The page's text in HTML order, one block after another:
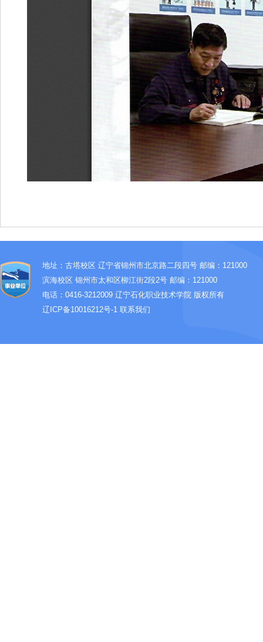
地址：古塔校区 辽宁省锦州市北京路二段四号 邮编：121000
滨海校区 锦州市太和区柳江街2段2号 邮编：121000
电话：0416-3212009 辽宁石化职业技术学院 版权所有
辽ICP备10016212号-1 联系我们